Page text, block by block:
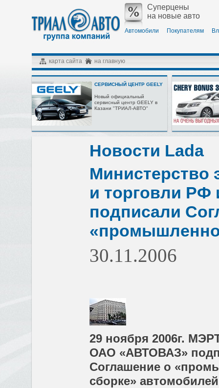
Суперцены
на новые авто
Автомобили Покупателям
карта сайта на главную
СЕРВИСНЫЙ ЦЕНТР GEELY
Новый официальный
сервисный центр GEELY в
Казани "ТРИАЛ-АВТО"
Новости Lada
Министерство
и торговли
подписали
30.11.2006
29 ноября 2006г.
ОАО «АВТОВАЗ»
Соглашение о
сборке»